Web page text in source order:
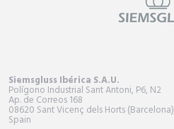
Siemsgluss Ibérica S.A.U.
Polígono Industrial Sant Antoni, P6, N2
Ap. de Correos 168
08620 Sant Vicenç dels Horts (Barcelona)
Spain